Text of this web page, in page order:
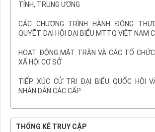
TỈNH, TRUNG ƯƠNG
CÁC CHƯƠNG TRÌNH HÀNH ĐỘNG
QUYẾT ĐẠI HỘI ĐẠI BIỂU MTTQ VIỆT NAM
HOẠT ĐỘNG MẶT TRẬN VÀ CÁC TỔ
XÃ HỘI CƠ SỞ
TIẾP XÚC CỬ TRI ĐẠI BIỂU QUỐC HỘI
NHÂN DÂN CÁC CẤP
THỐNG KÊ TRUY CẬP